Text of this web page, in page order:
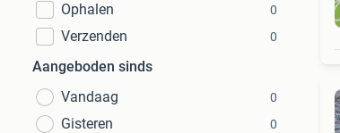
Ophalen
0
Verzenden 0
Aangeboden sinds
Vandaag
0
Gisteren 0